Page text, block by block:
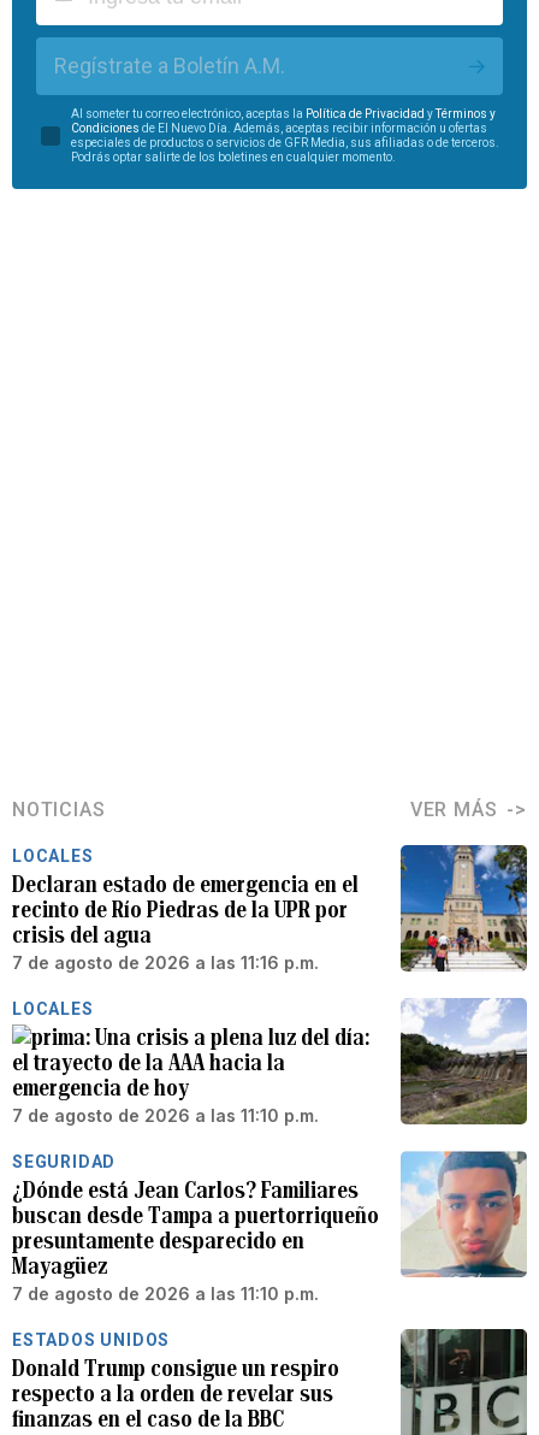
Regístrate a Boletín A.M.
Al someter tu correo electrónico, aceptas la Política de Privacidad y
Términos y
Condiciones de El Nuevo Día. Además, aceptas recibir información u ofertas
especiales de productos o servicios de GFR Media, sus afiliadas o de terceros.
Podrás optar salirte de los boletines en cualquier momento.
NOTICIAS VER MÁS
LOCALES
Declaran estado de emergencia en el
recinto de Río Piedras de la UPR por
crisis del agua
7 de agosto de 2026 a las 11:16 p.m.
LOCALES
Una crisis a plena luz del día:
el trayecto de la AAA hacia la
emergencia de hoy
7 de agosto de 2026 a las 11:10 p.m.
SEGURIDAD
¿Dónde está Jean Carlos? Familiares
buscan desde Tampa a puertorriqueño
presuntamente desparecido en
Mayagüez
7 de agosto de 2026 a las 11:10 p.m.
ESTADOS UNIDOS
Donald Trump consigue un respiro
respecto a la orden de revelar sus
finanzas en el caso de la BBC